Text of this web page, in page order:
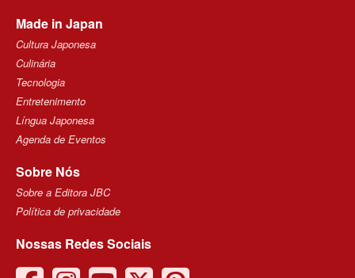
Made in Japan
Cultura Japonesa
Culinária
Tecnologia
Entretenimento
Língua Japonesa
Agenda de Eventos
Sobre Nós
Sobre a Editora JBC
Política de privacidade
Nossas Redes Sociais